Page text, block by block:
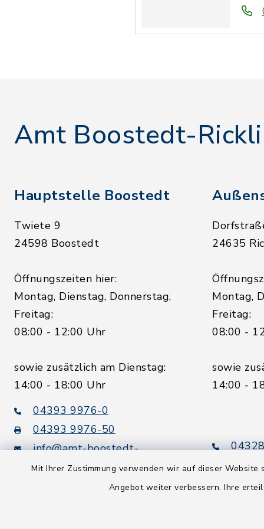
Mit Ihrer Zustimmung verwenden wir auf dieser
Angebot weiter verbessern. Ihre
Amt Boostedt-
Hauptstelle Boostedt
Twiete 9
24598 Boostedt
Öffnungszeiten hier:
Montag, Dienstag, Donnerstag,
Freitag:
08:00 - 12:00 Uhr
sowie zusätzlich am Dienstag:
14:00 - 18:00 Uhr
04393 9976-0
04393 9976-50
info@amt-boostedt-
rickling.de
24635
Montag,
Freitag:
08:00 -
sowie
14:00 -